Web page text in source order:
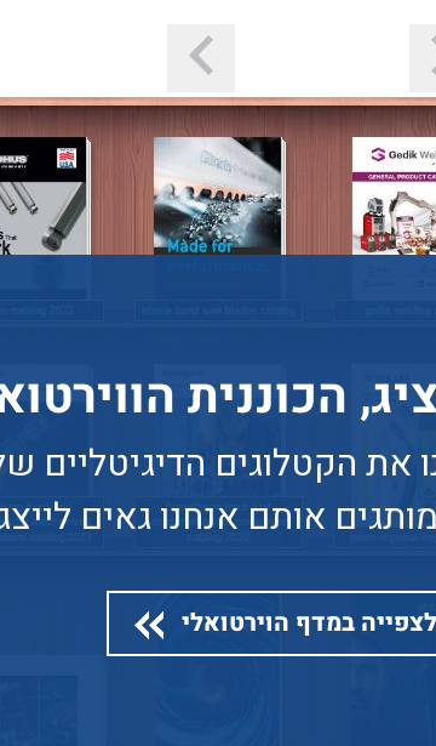
הכוננית
את הקטלוגים הדיגיטליים
אותם אנחנו גאים
לצפייה במדף הוירטואלי